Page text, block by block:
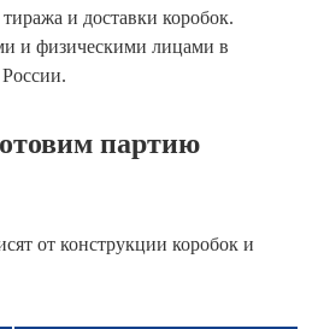
и доставки коробок.
и физическими лицами в
партию
от конструкции коробок и